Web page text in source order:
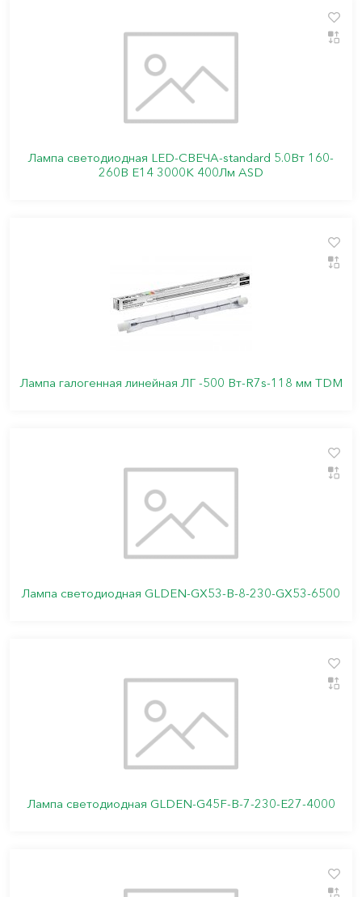
Лампа светодиодная LED-СВЕЧА-standard 5.0Вт 160-
260В Е14 3000К 400Лм ASD
Лампа галогенная линейная ЛГ -500 Вт-R7s-118 мм TDM
Лампа светодиодная GLDEN-GX53-B-8-230-GX53-6500
Лампа светодиодная GLDEN-G45F-B-7-230-E27-4000